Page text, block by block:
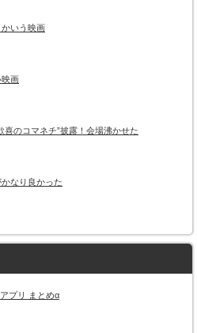
いう映画
映画
喜のコマネチ”披露！会場沸かせた
なり良かった
プリ まとめα